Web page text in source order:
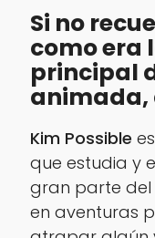
Si no
como era
principal
animada,
Kim Possible
que estudia y
gran parte
en aventuras